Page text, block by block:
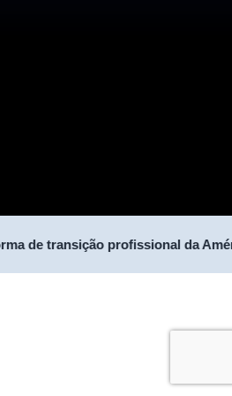
de transição profissional da